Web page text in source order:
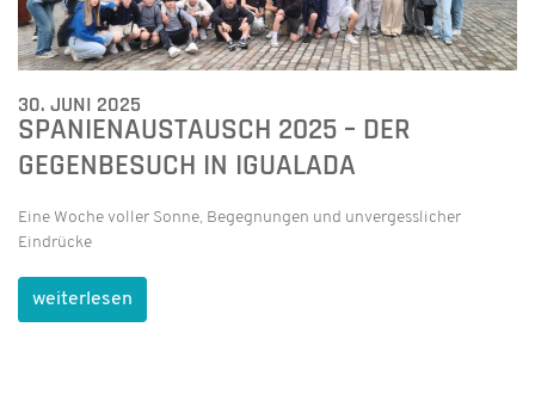
30. JUNI 2025
SPANIENAUSTAUSCH 2025 – DER
GEGENBESUCH IN IGUALADA
Eine Woche voller Sonne, Begegnungen und unvergesslicher
Eindrücke
weiterlesen